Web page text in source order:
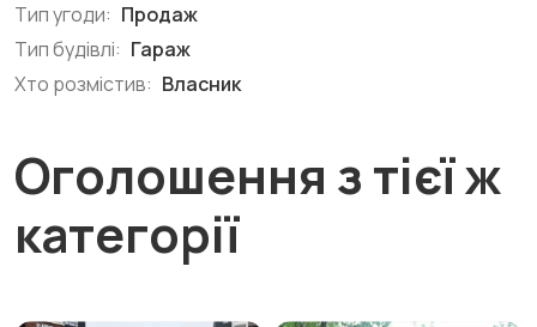
Тип угоди: Продаж
Тип будівлі: Гараж
Хто розмістив: Власник
Оголошення з тієї ж
категорії